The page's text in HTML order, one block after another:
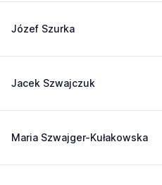
Józef Szurka
Jacek Szwajczuk
Maria Szwajger-Kułakowska